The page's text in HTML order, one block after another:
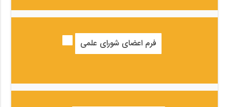
فرم اعضای شورای علمی